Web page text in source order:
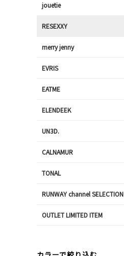
jouetie
RESEXXY
merry jenny
EVRIS
EATME
ELENDEEK
UN3D.
CALNAMUR
TONAL
RUNWAY channel SELECTION
OUTLET LIMITED ITEM